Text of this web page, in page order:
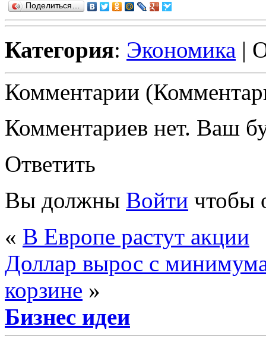
Поделиться…
Категория: Экономика |
Комментарии
Комментариев нет. Ваш
Ответить
Вы должны Войти чтобы
« В Европе растут акции
Доллар вырос с
корзине »
Бизнес идеи